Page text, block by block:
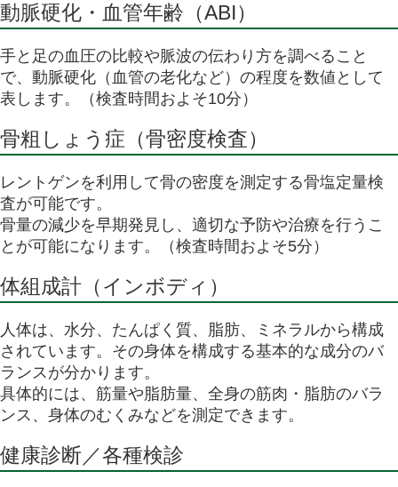
動脈硬化・血管年齢（ABI）
手と足の血圧の比較や脈波の伝わり方を調べること
で、動脈硬化（血管の老化など）の程度を数値として
表します。（検査時間およそ10分）
骨粗しょう症（骨密度検査）
レントゲンを利用して骨の密度を測定する骨塩定量検
査が可能です。
骨量の減少を早期発見し、適切な予防や治療を行うこ
とが可能になります。（検査時間およそ5分）
体組成計（インボディ）
人体は、水分、たんぱく質、脂肪、ミネラルから構成
されています。その身体を構成する基本的な成分のバ
ランスが分かります。
具体的には、筋量や脂肪量、全身の筋肉・脂肪のバラ
ンス、身体のむくみなどを測定できます。
健康診断／各種検診